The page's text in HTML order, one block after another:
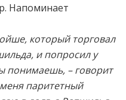
Напоминает
который торговал
и попросил у
понимаешь, – говорит
паритетный